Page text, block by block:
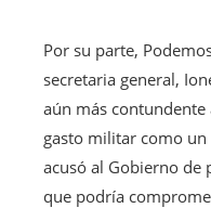
Por su parte,
secretaria general,
aún más
gasto militar como
acusó al Gobierno de
que podría